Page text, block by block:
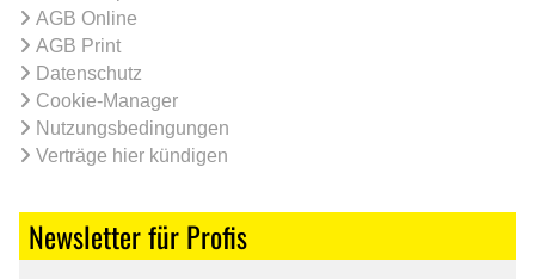
AGB Online
AGB Print
Datenschutz
Cookie-Manager
Nutzungsbedingungen
Verträge hier kündigen
Newsletter für Profis